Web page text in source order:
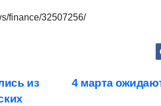
finance/32507256/
4 марта
из